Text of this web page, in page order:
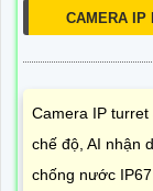
CAMERA IP
Camera IP
chế độ, AI nhận
chống nước IP67